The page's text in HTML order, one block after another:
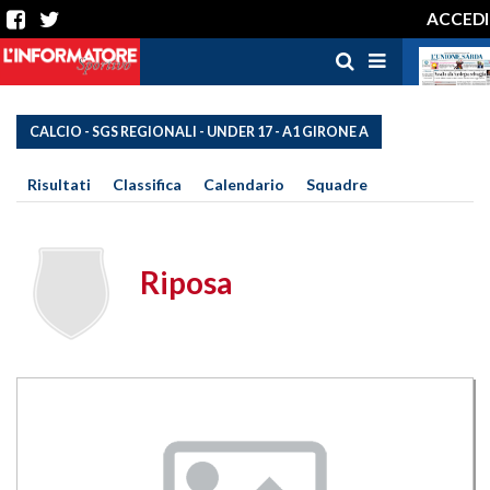
ACCEDI
CALCIO - SGS REGIONALI - UNDER 17 - A1 GIRONE A
Risultati Classifica Calendario Squadre
Riposa